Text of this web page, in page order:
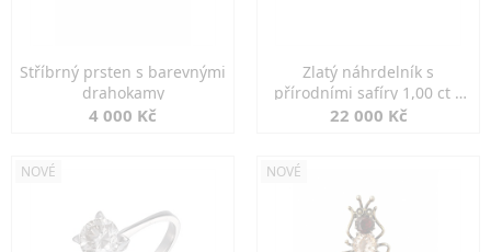
Stříbrný prsten s barevnými
drahokamy
4 000 Kč
Zlatý náhrdelník s
přírodními safíry 1,00 ct a
diamanty
22 000 Kč
NOVÉ NOVÉ